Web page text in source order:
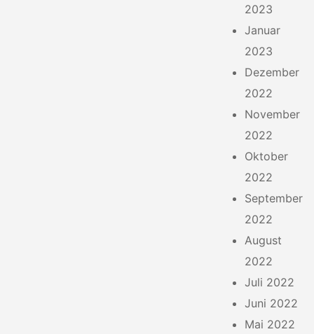
2023
Januar
2023
Dezember
2022
November
2022
Oktober
2022
September
2022
August
2022
Juli 2022
Juni 2022
Mai 2022